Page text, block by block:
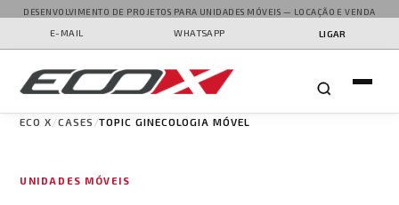
DESENVOLVIMENTO DE PROJETOS PARA UNIDADES MÓVEIS — LOCAÇÃO E VENDA
E-MAIL
WHATSAPP LIGAR
ECO X CASES TOPIC GINECOLOGIA MÓVEL
UNIDADES MÓVEIS